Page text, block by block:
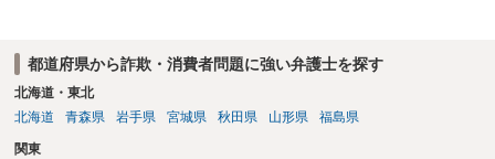
都道府県から詐欺・消費者問題に強い弁護士を探す
北海道・東北
北海道
青森県 岩手県 宮城県 秋田県 山形県 福島県
関東